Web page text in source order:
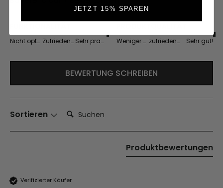
Nicht optimal Zufriedenstellend Sehr praktisch Weniger gut zufriedenstellend Sehr gut!
BEWERTUNG SCHREIBEN
Sortieren Suchen:
Produktbewertungen
Verifizierter Käufer
JETZT 15% SPAREN